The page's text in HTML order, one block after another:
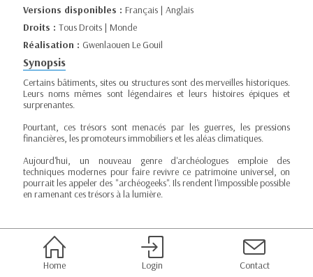
Versions disponibles : Français | Anglais
Droits : Tous Droits | Monde
Réalisation : Gwenlaouen Le Gouil
Synopsis
Certains bâtiments, sites ou structures sont des merveilles historiques.
Leurs noms mêmes sont légendaires et leurs histoires épiques et
surprenantes.
Pourtant, ces trésors sont menacés par les guerres, les pressions
financières, les promoteurs immobiliers et les aléas climatiques.
Aujourd'hui, un nouveau genre d'archéologues emploie des
techniques modernes pour faire revivre ce patrimoine universel, on
pourrait les appeler des "archéogeeks". Ils rendent l'impossible possible
en ramenant ces trésors à la lumière.
Home Login Contact